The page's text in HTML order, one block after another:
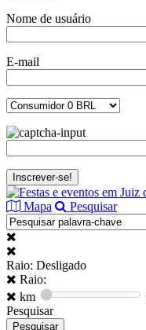
Nome de usuário
E-mail
Mapa Pesquisar
Raio: Desligado
Raio:
km
Pesquisar